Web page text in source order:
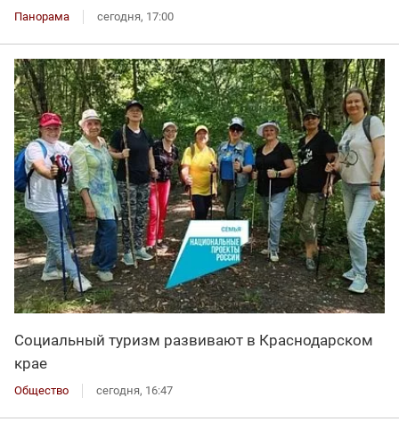
Панорама сегодня, 17:00
Социальный туризм развивают в Краснодарском
крае
Общество сегодня, 16:47